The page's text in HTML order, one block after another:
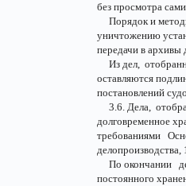
без просмотра
Порядок и
уничтожению
передачи в архивы
Из дел,
оставляются
постановлений
3.6. Дела,
долговременное
требованиями
делопроизводства,
По окончании
постоянного